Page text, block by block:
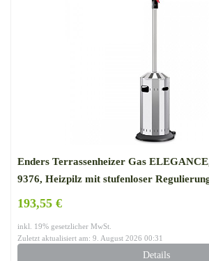
Enders Terrassenheizer Gas
9376, Heizpilz mit stufenloser
193,55 €
inkl. 19% gesetzlicher MwSt.
Zuletzt aktualisiert am: 9. August 2026 00:31
Details